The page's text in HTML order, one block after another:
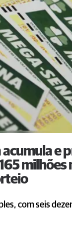
acumula e
milhões
com seis